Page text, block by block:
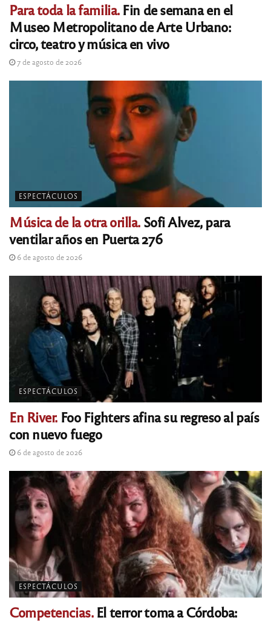
Para toda la familia.Fin de semana en el
Museo Metropolitano de Arte Urbano:
circo, teatro y música en vivo
7 de agosto de 2026
ESPECTÁCULOS
Música de la otra orilla. Sofi Alvez, para
ventilar años en Puerta 276
6 de agosto de 2026
ESPECTÁCULOS
En River. Foo Fighters afina su regreso al país
con nuevo fuego
6 de agosto de 2026
ESPECTÁCULOS
Competencias.El terror toma a Córdoba: